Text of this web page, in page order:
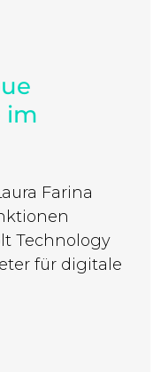
im
Farina
Technology
für digitale